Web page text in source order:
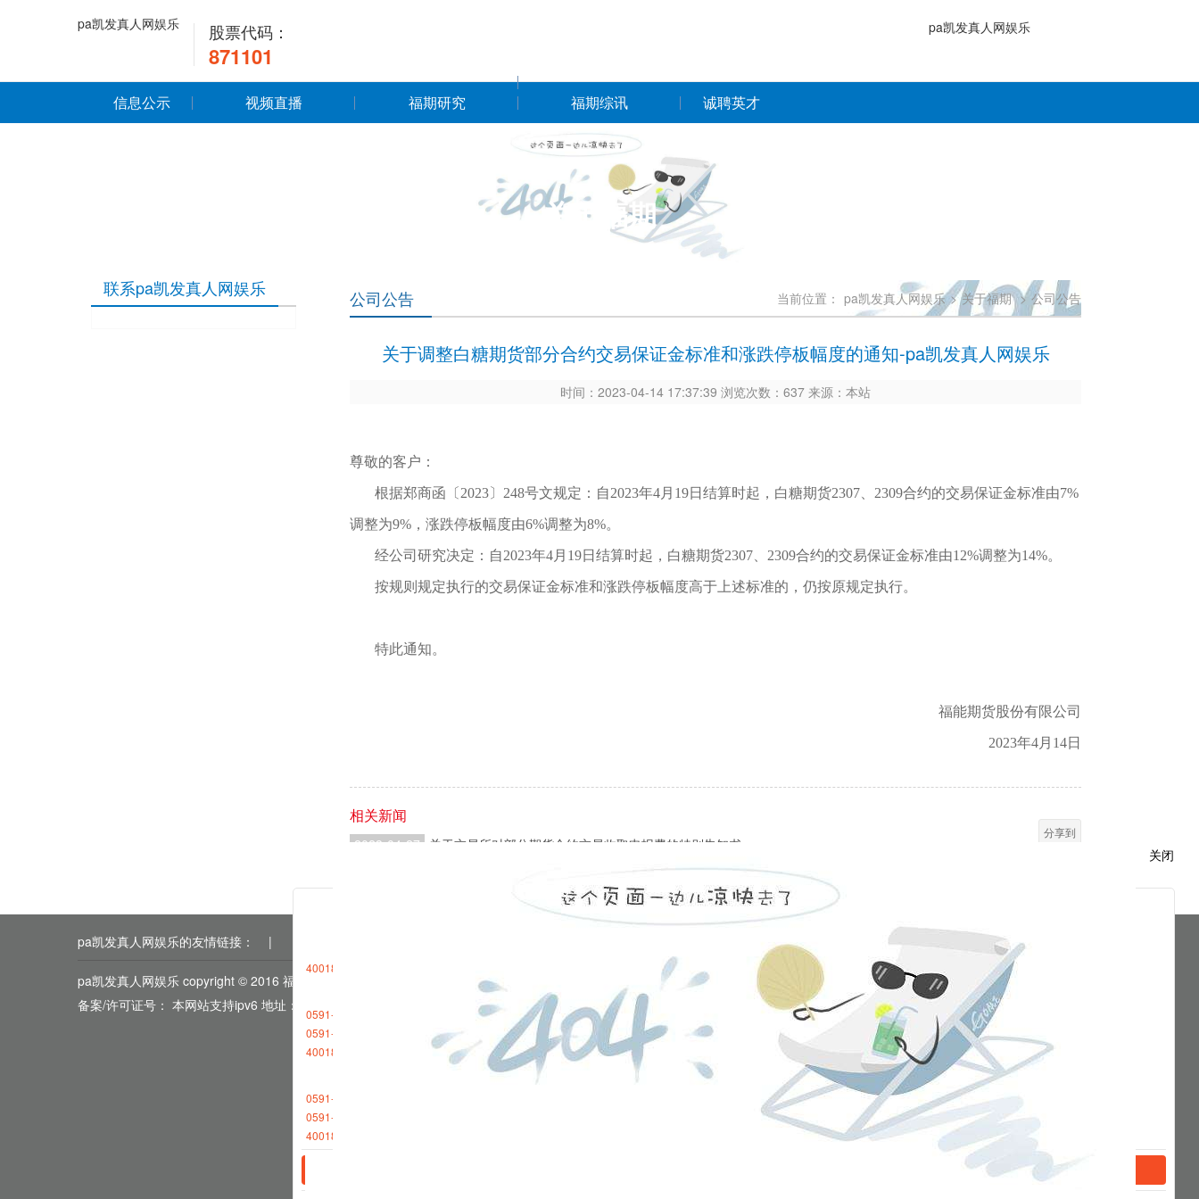
pa凯发真人网娱乐 股票代码：
871101
pa凯发真人网娱乐
信息公示 视频直播 福期研究 福期综讯 诚聘英才
关于福期
联系pa凯发真人网娱乐 公司公告 当前位置： pa凯发真人网娱乐 > 关于福期 > 公司公告
关于调整白糖期货部分合约交易保证金标准和涨跌停板幅度的通知-pa凯发真人网娱乐
时间：2023-04-14 17:37:39 浏览次数：637 来源：本站
尊敬的客户：
根据郑商函〔 2023〕248号文规定：自2023年4月19日结算时起，白糖期货2307、2309合约的交易保证金标准由7%
调整为9%，涨跌停板幅度由6%调整为8%。
经公司研究决定：自2023年4月19日结算时起，白糖期货2307、2309合约的交易保证金标准由12%调整为14%。
按规则规定执行的交易保证金标准和涨跌停板幅度高于上述标准的，仍按原规定执行。
特此通知。
福能期货股份有限公司
2023年4月14日
相关新闻
2023-04-27 关于交易所对部分期货合约交易收取申报费的特别告知书
关于2023年劳动节期间保证金标准、涨跌停板幅度调整的通知
分享到
pa凯发真人网娱乐的友情链接： |
pa凯发真人网娱乐 copyright © 2016 福能期货股份有限公司 本网站所载文章和数据仅供参考，使用前务请核实，风险自负。
备案/许可证号： 本网站支持ipv6 地址：福州市鼓楼区五四路75号海西商务大厦31层
关闭
在线客服
4001868696转1
日盘下单电话：
0591-88013377
0591-87727306
4001868696转2
夜盘下单电话：
0591-88013380
0591-87512570
4001868696转2